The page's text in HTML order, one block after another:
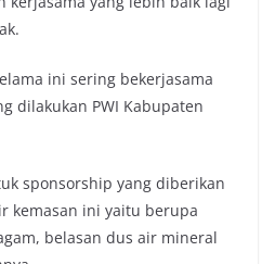
ini sering bekerjasama
dilakukan PWI Kabupaten
sponsorship yang diberikan
kemasan ini yaitu berupa
belasan dus air mineral